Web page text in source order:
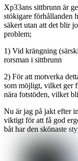
Xp33ans sittbrunn är
stökigare förhållanden
säkert utan att det blir
problem;
1) Vid krängning
rorsman i sittbrunn
2) För att motverka
som möjligt, vilket ger
nära fotstöden, vilket
Nu är jag på jakt efter
viktigt för att få god
båt har den skönaste